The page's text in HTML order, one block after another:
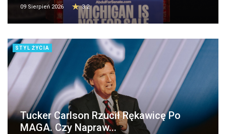
09 Sierpień 2026 3.2
STYL ŻYCIA
Tucker Carlson Rzucił Rękawicę Po
MAGA. Czy Napraw...